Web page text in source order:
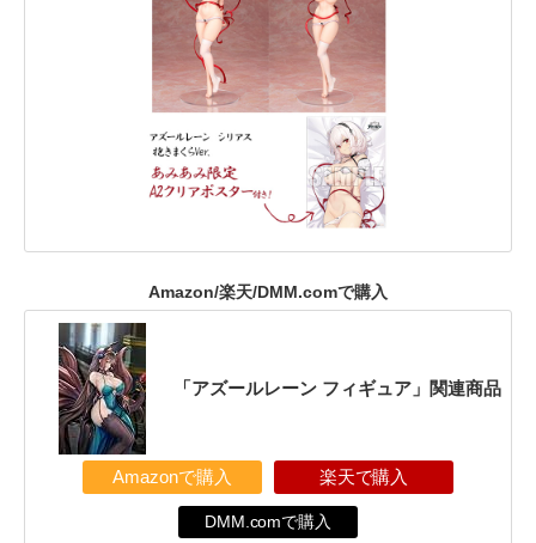
Amazon/楽天/DMM.comで購入
「アズールレーン フィギュア」関連商品
Amazonで購入 楽天で購入
DMM.comで購入